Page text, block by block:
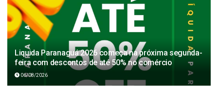
Liquida Paranaguá 2026 começa na próxima segunda-
feira com descontos de até 50% no comércio
06/08/2026